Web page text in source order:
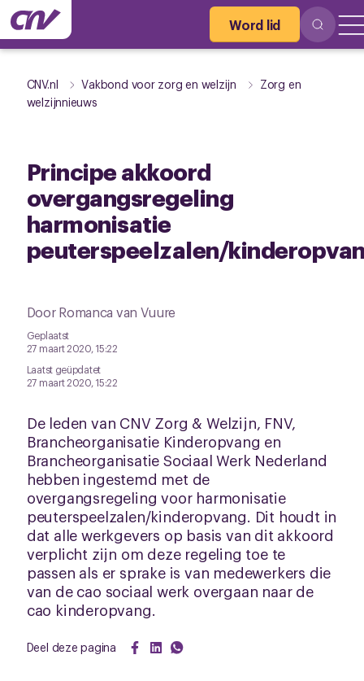
Word lid
CNV.nl Vakbond voor zorg en welzijn
Zorg en
welzijnnieuws
Principe akkoord
overgangsregeling
harmonisatie
peuterspeelzalen/
Door Romanca van Vuure
Geplaatst
27 maart 2020, 15:22
Laatst geüpdatet
27 maart 2020, 15:22
De leden van CNV Zorg & Welzijn, FNV,
Brancheorganisatie Kinderopvang en
Brancheorganisatie Sociaal Werk Nederland
hebben ingestemd met de
overgangsregeling voor harmonisatie
peuterspeelzalen/kinderopvang. Dit houdt in
dat alle werkgevers op basis van dit akkoord
verplicht zijn om deze regeling toe te
passen als er sprake is van medewerkers die
van de cao sociaal werk overgaan naar de
cao kinderopvang.
Deel deze pagina